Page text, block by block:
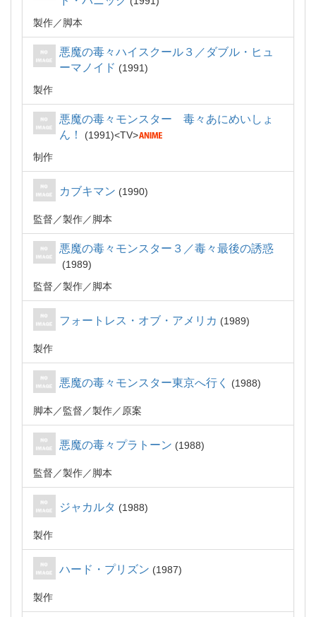
製作
脚本
悪魔の毒々ハイスクール３／ダブル・ヒュ
ーマノイド
1991
製作
悪魔の毒々モンスター 毒々あにめいしょ
ん！
1991
TV
制作
カブキマン 1990
監督 製作 脚本
悪魔の毒々モンスター３／毒々最後の誘惑
1989
監督
製作 脚本
フォートレス・オブ・アメリカ 1989
製作
悪魔の毒々モンスター東京へ行く 1988
脚本 監督 製作 原案
悪魔の毒々プラトーン 1988
監督 製作 脚本
ジャカルタ 1988
製作
ハード・プリズン 1987
製作